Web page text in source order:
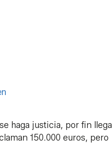
haga justicia, por fin llega
150.000 euros, pero